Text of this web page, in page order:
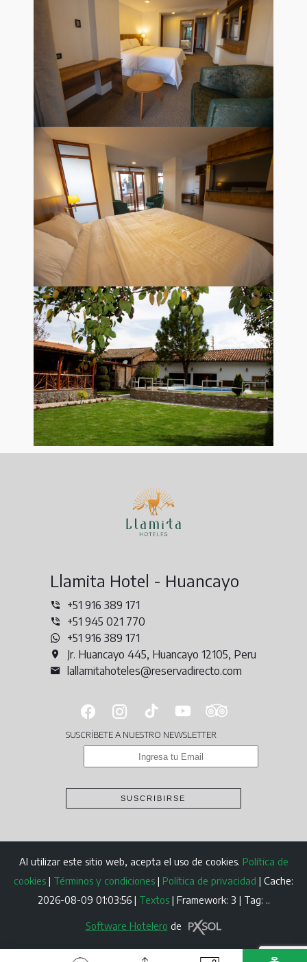
Llamita Hotel - Huancayo
+51 916 389 171
+51 945 021 770
+51 916 389 171
Jr. Huancayo 445, Huancayo 12105, Peru
lallamitahoteles@reservadirecto.com
SUSCRÍBETE A NUESTRO NEWSLETTER
SUSCRIBIRSE
Al utilizar este sitio web, acepta el uso de cookies. Política de
cookies | Términos y condiciones | Política de privacidad | Cache:
2026-08-09 01:03:56 | Textos| Framework: 3 | Tag: ..
Software Hotelero de